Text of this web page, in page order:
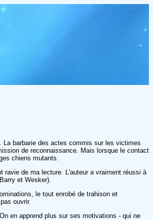
La barbarie des actes commis sur les victimes
de reconnaissance. Mais lorsque le contact
chiens mutants.
de ma lecture. L'auteur a vraiment réussi à
et Wesker).
le tout enrobé de trahison et
ouvrir.
en apprend plus sur ses motivations - qui ne